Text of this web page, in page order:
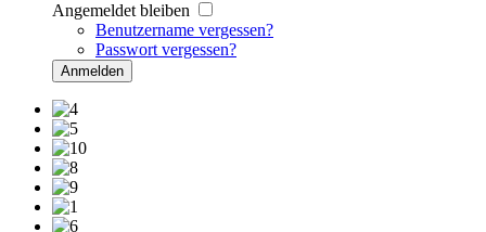
Angemeldet bleiben
Benutzername vergessen?
Passwort vergessen?
Anmelden